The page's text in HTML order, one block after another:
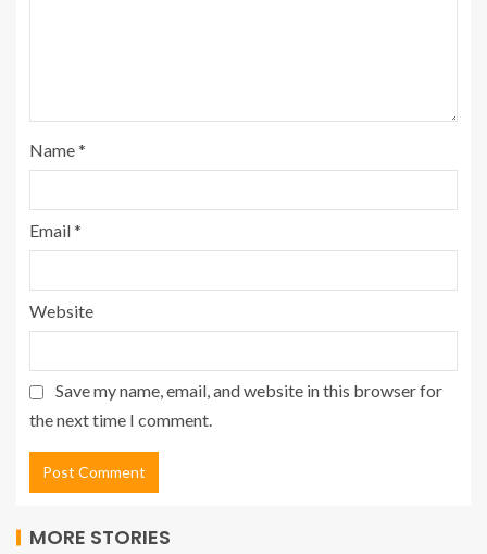
Name*
Email*
Website
Save my name, email, and website in this browser for
the next time I comment.
MORE STORIES